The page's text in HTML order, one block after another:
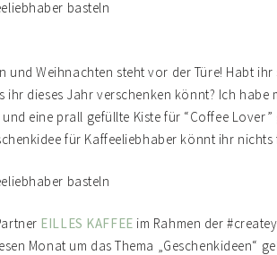
und Weihnachten steht vor der Türe! Habt
ihr dieses Jahr verschenken könnt? Ich habe
eine prall gefüllte Kiste für “Coffee
für Kaffeeliebhaber könnt ihr
EILLES KAFFEE im Rahmen der
Monat um das Thema „Geschenkideen“